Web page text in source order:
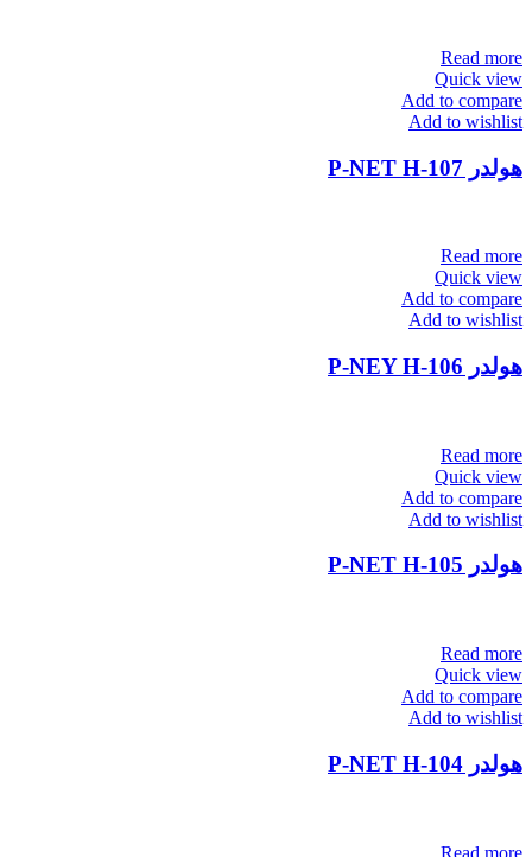
Read more
Quick view
Add to compare
Add to wishlist
هولدر P-NET H-107
Read more
Quick view
Add to compare
Add to wishlist
هولدر P-NEY H-106
Read more
Quick view
Add to compare
Add to wishlist
هولدر P-NET H-105
Read more
Quick view
Add to compare
Add to wishlist
هولدر P-NET H-104
Read more